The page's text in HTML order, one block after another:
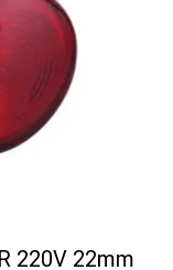
220V 22mm